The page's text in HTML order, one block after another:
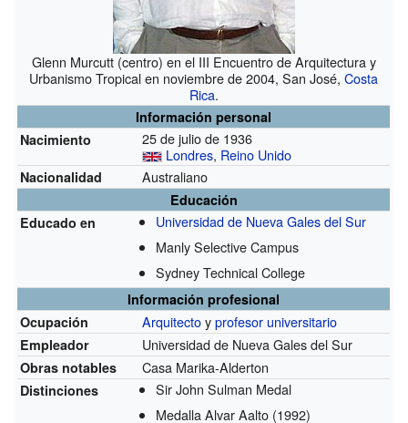
Glenn Murcutt (centro) en el III Encuentro de Arquitectura y
Urbanismo Tropical en noviembre de 2004, San José,Costa
Rica.
Información personal
Nacimiento
25 de julio de 1936
Londres, Reino Unido
Nacionalidad Australiano
Educación
Educado en
Universidad de Nueva Gales del Sur
Manly Selective Campus
Sydney Technical College
Información profesional
Ocupación
Arquitectoyprofesor universitario
Empleador Universidad de Nueva Gales del Sur
Obras notables Casa Marika-Alderton
Distinciones
Sir John Sulman Medal
Medalla Alvar Aalto (1992)